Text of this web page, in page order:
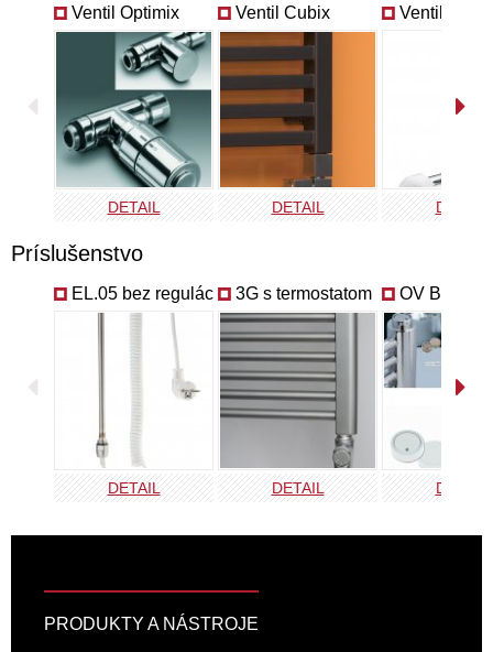
Príplatkové pripojenia
bočné uhlopriečne bočné uhlopriečne
Príplatkové povrchy
Antika meď
ANT-COOP
Antika zlato
ANT-SILV
DETAIL
pripojenie radiátora |všetky pripojenia
Ventil Optimix
DETAIL
Ventil Cubix
DETAIL
Ventil
DETAIL
Príslušenstvo
EL.05 bez regulácie
DETAIL
3G s termostatom
DETAIL
OV Button
DETAIL
PRODUKTY A NÁSTROJE